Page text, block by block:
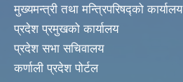
मुख्यमन्त्री तथा मन्त्रिपरिषद्को कार्यालय
प्रदेश प्रमुखको कार्यालय
प्रदेश सभा सचिवालय
कर्णाली प्रदेश पोर्टल